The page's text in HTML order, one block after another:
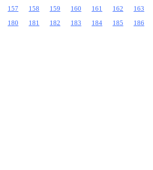
157
158 159 160 161 162 163
180
181 182 183 184 185 186